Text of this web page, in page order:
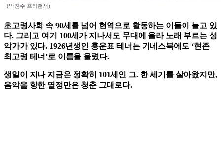
(박진주 프리랜서)
초고령사회 속 90세를 넘어 현역으로 활동하는 이들이 늘고 있
다. 그리고 여기 100세가 지나서도 무대에 올라 노래 부르는 성
악가가 있다. 1926년생인 홍운표 테너는 기네스북에도 ‘현존
최고령 테너’로 이름을 올렸다.
생일이 지나 지금은 정확히 101세인 그. 한 세기를 살아왔지만,
음악을 향한 열정만은 청춘 그대로다.